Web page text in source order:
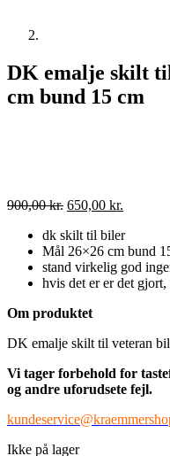
DK emalje skilt
cm bund 15 cm
900,00kr. Den
pris
var:
900,00 kr..
650,00 kr.
pris
er:
650,00
dk skilt til biler
Mål 26×26 cm bund
stand virkelig god
hvis det er er det gjort,
Om produktet
DK emalje skilt til veteran
Vi tager forbehold for
og andre uforudsete fejl.
Ikke på lager